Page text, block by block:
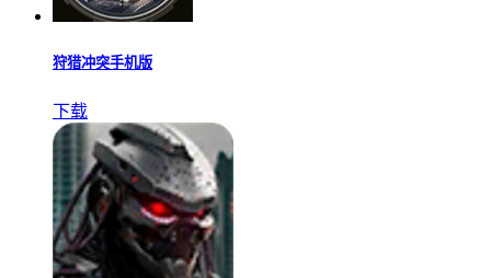
狩猎冲突手机版
下载